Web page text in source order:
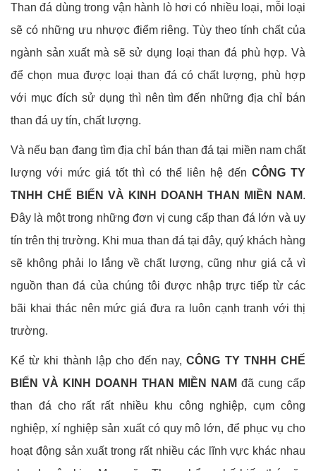
Than đá dùng trong vận hành lò hơi có nhiều loại, mỗi loại
sẽ có những ưu nhược điểm riêng. Tùy theo tính chất của
ngành sản xuất mà sẽ sử dụng loại than đá phù hợp. Và
để chọn mua được loại than đá có chất lượng, phù hợp
với mục đích sử dụng thì nên tìm đến những địa chỉ bán
than đá uy tín, chất lượng.
Và nếu bạn đang tìm địa chỉ bán than đá tại miền nam chất
lượng với mức giá tốt thì có thể liên hệ đến CÔNG TY
TNHH CHẾ BIẾN VÀ KINH DOANH THAN MIỀN NAM.
Đây là một trong những đơn vị cung cấp than đá lớn và uy
tín trên thị trường. Khi mua than đá tại đây, quý khách hàng
sẽ không phải lo lắng về chất lượng, cũng như giá cả vì
nguồn than đá của chúng tôi được nhập trực tiếp từ các
bãi khai thác nên mức giá đưa ra luôn cạnh tranh với thị
trường.
Kể từ khi thành lập cho đến nay,CÔNG TY TNHH CHẾ
BIẾN VÀ KINH DOANH THAN MIỀN NAM đã cung cấp
than đá cho rất rất nhiều khu công nghiệp, cụm công
nghiệp, xí nghiệp sản xuất có quy mô lớn, để phục vụ cho
hoạt động sản xuất trong rất nhiều các lĩnh vực khác nhau